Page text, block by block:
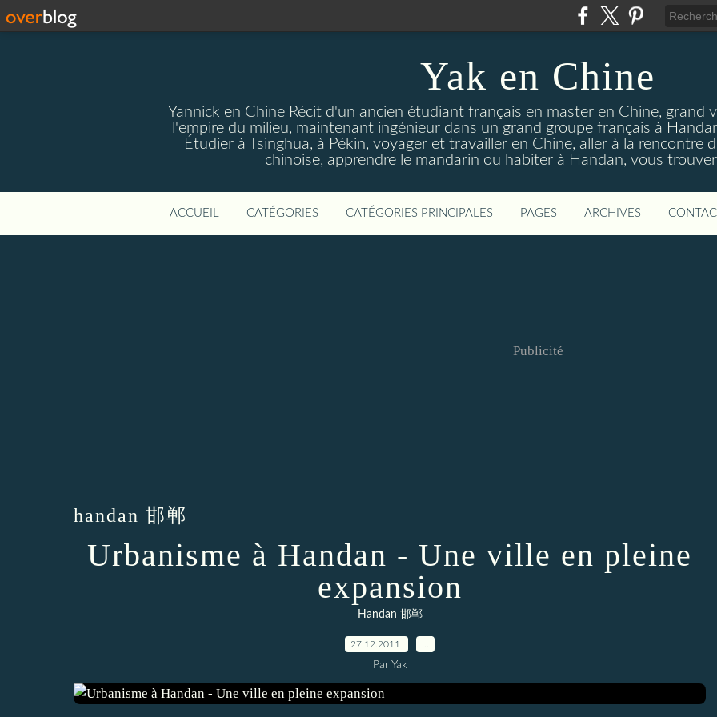
Yak en Chine
Yannick en Chine Récit d'un ancien étudiant français en master en Chine, grand
l'empire du milieu, maintenant ingénieur dans un grand groupe français à
Étudier à Tsinghua, à Pékin, voyager et travailler en Chine, aller à la rencontre
chinoise, apprendre le mandarin ou habiter à Handan, vous
ACCUEIL CATÉGORIES CATÉGORIES PRINCIPALES PAGES ARCHIVES
Publicité
handan 邯郸
Urbanisme à Handan - Une ville en pleine
expansion
Handan 邯郸
27.12.2011
Par Yak